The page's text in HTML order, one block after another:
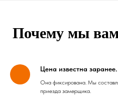
Почему мы
Цена известна заранее.
Она фиксирована. Мы
приезда замерщика.